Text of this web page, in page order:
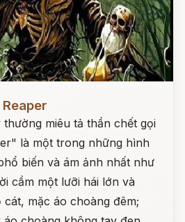
thường miêu tả thần chết gọi
là một trong những hình
biến và ám ảnh nhất như
cầm một lưỡi hái lớn và
mặc áo choàng đêm;